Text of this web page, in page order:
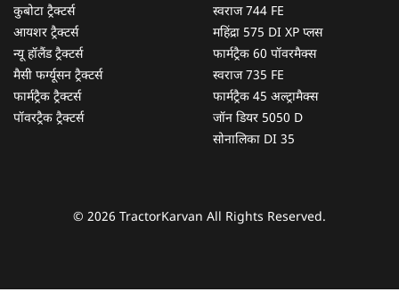
कुबोटा ट्रैक्टर्स
आयशर ट्रैक्टर्स
न्यू हॉलैंड ट्रैक्टर्स
मैसी फर्ग्यूसन ट्रैक्टर्स
फार्मट्रैक ट्रैक्टर्स
पॉवरट्रैक ट्रैक्टर्स
स्वराज 744 FE
महिंद्रा 575 DI XP प्लस
फार्मट्रैक 60 पॉवरमैक्स
स्वराज 735 FE
फार्मट्रैक 45 अल्ट्रामैक्स
जॉन डियर 5050 D
सोनालिका DI 35
© 2026 TractorKarvan All Rights Reserved.